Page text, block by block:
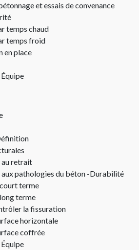
et essais de convenance
temps chaud
temps froid
en place
Équipe
au retrait
aux pathologies du béton -Durabilité
terme
terme
la fissuration
horizontale
coffrée
Équipe